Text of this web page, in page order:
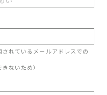
れているメールアドレスでの
ないため）